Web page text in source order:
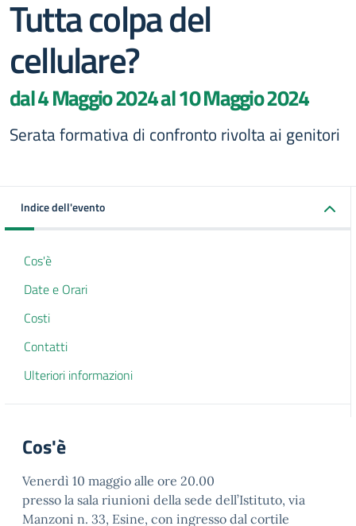
Tutta colpa del
cellulare?
dal 4 Maggio 2024 al 10 Maggio 2024
Serata formativa di confronto rivolta ai genitori
Indice dell'evento
Cos'è
Date e Orari
Costi
Contatti
Ulteriori informazioni
Cos'è
Venerdì 10 maggio alle ore 20.00
presso la sala riunioni della sede dell’Istituto, via
Manzoni n. 33, Esine, con ingresso dal cortile